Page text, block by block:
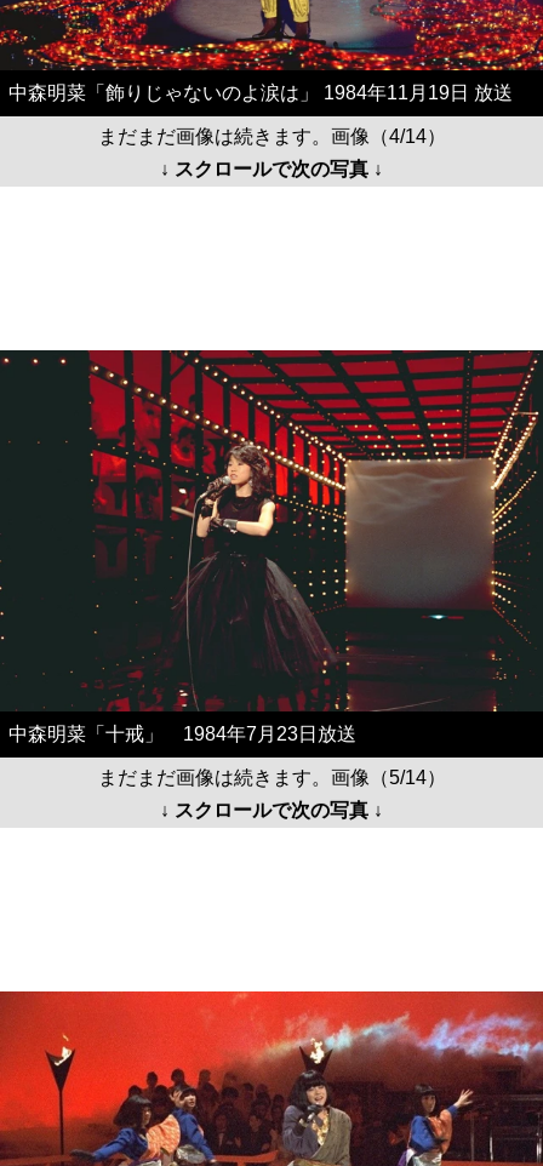
中森明菜「飾りじゃないのよ涙は」 1984年11月19日 放送
まだまだ画像は続きます。画像（4/14）
↓ スクロールで次の写真 ↓
中森明菜「十戒」 1984年7月23日放送
まだまだ画像は続きます。画像（5/14）
↓ スクロールで次の写真 ↓